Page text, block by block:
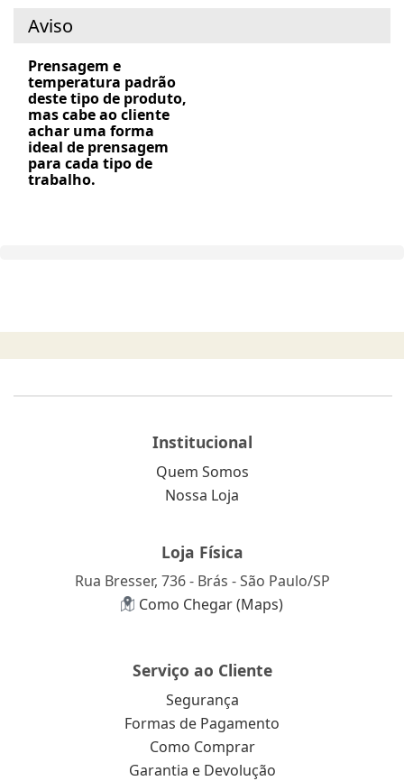
Aviso
Prensagem e
temperatura padrão
deste tipo de produto,
mas cabe ao cliente
achar uma forma
ideal de prensagem
para cada tipo de
trabalho.
Institucional
Quem Somos
Nossa Loja
Loja Física
Rua Bresser, 736 - Brás - São Paulo/SP
Como Chegar (Maps)
Serviço ao Cliente
Segurança
Formas de Pagamento
Como Comprar
Garantia e Devolução